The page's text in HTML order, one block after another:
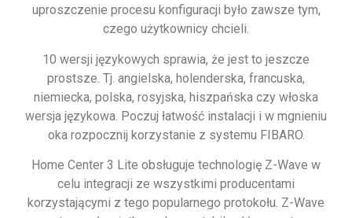
uproszczenie procesu konfiguracji było zawsze tym,
czego użytkownicy chcieli.
10 wersji językowych sprawia, że jest to jeszcze
prostsze. Tj. angielska, holenderska, francuska,
niemiecka, polska, rosyjska, hiszpańska czy włoska
wersja językowa. Poczuj łatwość instalacji i w mgnieniu
oka rozpocznij korzystanie z systemu FIBARO.
Home Center 3 Lite obsługuje technologię Z-Wave w
celu integracji ze wszystkimi producentami
korzystającymi z tego popularnego protokołu. Z-Wave